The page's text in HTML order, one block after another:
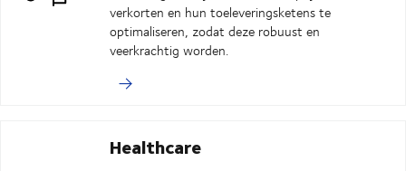
verkorten en hun toeleveringsketens te
optimaliseren, zodat deze robuust en
veerkrachtig worden.
Healthcare